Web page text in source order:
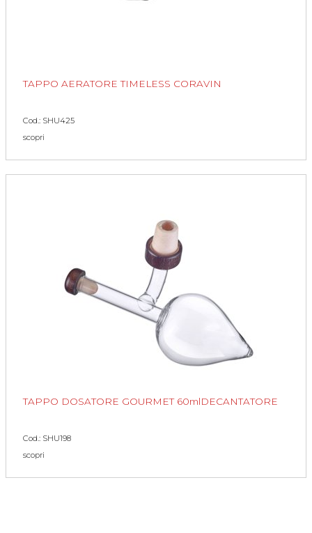
TAPPO AERATORE TIMELESS CORAVIN
Cod.: SHU425
scopri
TAPPO DOSATORE GOURMET 60mlDECANTATORE
Cod.: SHU198
scopri